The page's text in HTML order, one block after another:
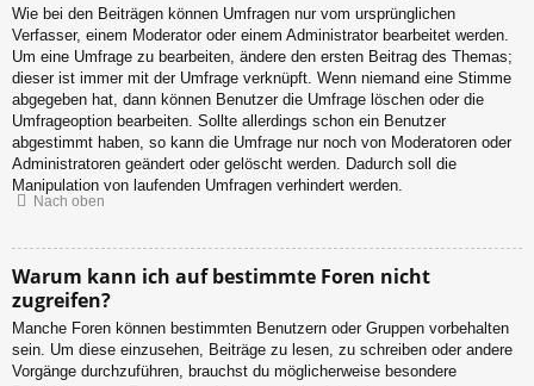
Wie bei den Beiträgen können Umfragen nur vom ursprünglichen
Verfasser, einem Moderator oder einem Administrator bearbeitet werden.
Um eine Umfrage zu bearbeiten, ändere den ersten Beitrag des Themas;
dieser ist immer mit der Umfrage verknüpft. Wenn niemand eine Stimme
abgegeben hat, dann können Benutzer die Umfrage löschen oder die
Umfrageoption bearbeiten. Sollte allerdings schon ein Benutzer
abgestimmt haben, so kann die Umfrage nur noch von Moderatoren oder
Administratoren geändert oder gelöscht werden. Dadurch soll die
Manipulation von laufenden Umfragen verhindert werden.
Nach oben
Warum kann ich auf bestimmte Foren nicht
zugreifen?
Manche Foren können bestimmten Benutzern oder Gruppen vorbehalten
sein. Um diese einzusehen, Beiträge zu lesen, zu schreiben oder andere
Vorgänge durchzuführen, brauchst du möglicherweise besondere